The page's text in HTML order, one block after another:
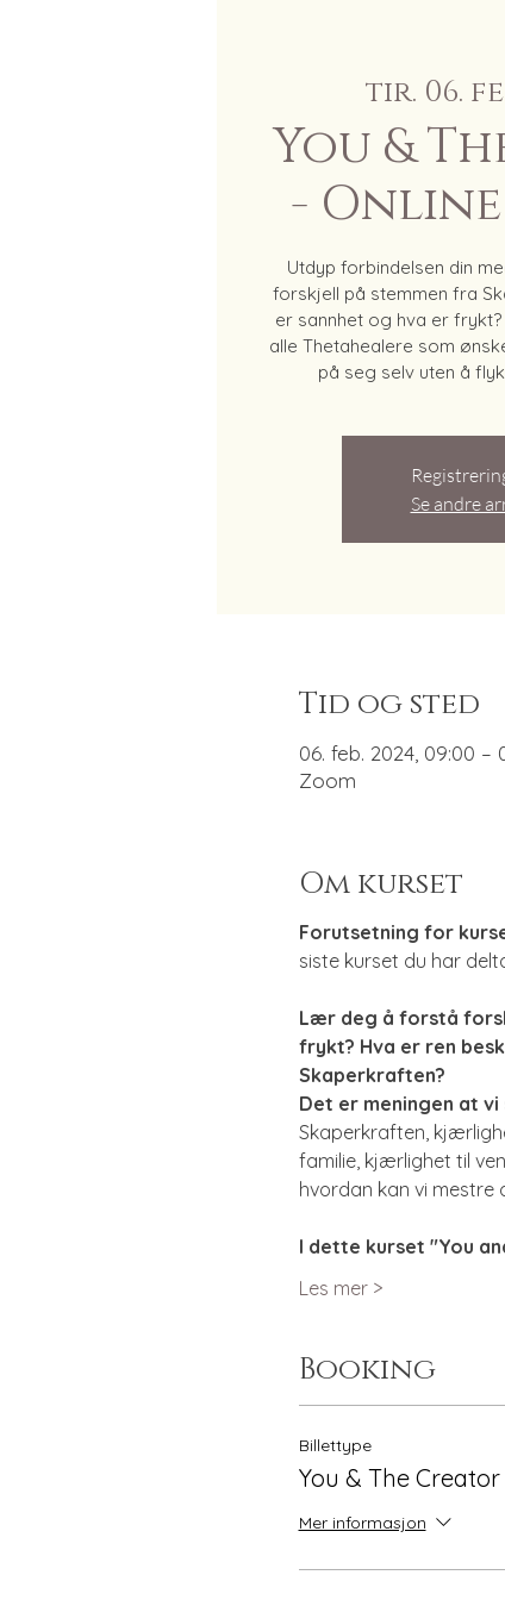
tir. 06.
You &
-
Utdyp forbindelsen din
forskjell på stemmen fra
er sannhet og hva er
alle Thetahealere som
på seg selv uten å
Se andre
Tid og sted
06. feb. 2024, 09:00 –
Zoom
Om kurset
Forutsetning for
siste kurset du har
Lær deg å forstå
frykt? Hva er ren
Skaperkraften?
Det er meningen at
Skaperkraften,
familie, kjærlighet til
hvordan kan vi mestre
I dette kurset "You
Les mer >
Booking
Billettype
You & The Creator
Mer informasjon